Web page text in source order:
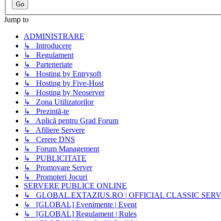
Jump to
ADMINISTRARE
↳ Introducere
↳ Regulament
↳ Parteneriate
↳ Hosting by Entrysoft
↳ Hosting by Five-Host
↳ Hosting by Neoserver
↳ Zona Utilizatorilor
↳ Prezintă-te
↳ Aplică pentru Grad Forum
↳ Afiliere Servere
↳ Cerere DNS
↳ Forum Management
↳ PUBLICITATE
↳ Promovare Server
↳ Promoteri Jocuri
SERVERE PUBLICE ONLINE
↳ GLOBAL.EXTAZIUS.RO | OFFICIAL CLASSIC
↳ [GLOBAL] Evenimente | Event
↳ [GLOBAL] Regulament | Rules